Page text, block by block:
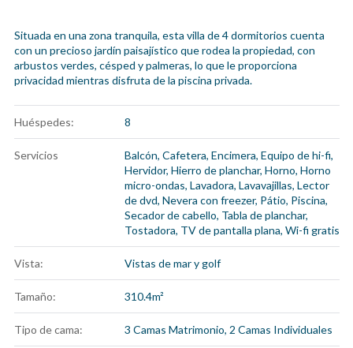
Situada en una zona tranquila, esta villa de 4 dormitorios cuenta
con un precioso jardín paisajístico que rodea la propiedad, con
arbustos verdes, césped y palmeras, lo que le proporciona
privacidad mientras disfruta de la piscina privada.
Huéspedes: 8
Servicios Balcón, Cafetera, Encimera, Equipo de hi-fi,
Hervidor, Hierro de planchar, Horno, Horno
micro-ondas, Lavadora, Lavavajillas, Lector
de dvd, Nevera con freezer, Pátio, Piscina,
Secador de cabello, Tabla de planchar,
Tostadora, TV de pantalla plana, Wi-fi gratis
Vista: Vistas de mar y golf
Tamaño: 310.4m²
Tipo de cama: 3 Camas Matrimonio, 2 Camas Individuales